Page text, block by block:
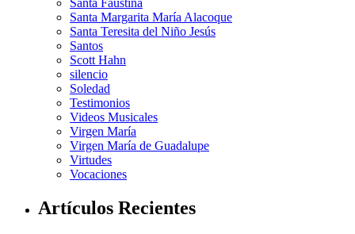
Santa Faustina
Santa Margarita María Alacoque
Santa Teresita del Niño Jesús
Santos
Scott Hahn
silencio
Soledad
Testimonios
Videos Musicales
Virgen María
Virgen María de Guadalupe
Virtudes
Vocaciones
Artículos Recientes